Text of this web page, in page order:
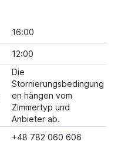
16:00
12:00
Die
Stornierungsbedingung
en hängen vom
Zimmertyp und
Anbieter ab.
+48 782 060 606